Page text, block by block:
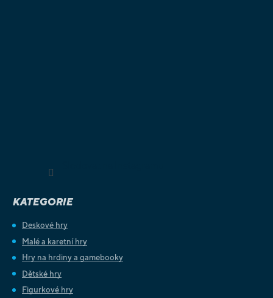
KATEGORIE
Deskové hry
Malé a karetní hry
Hry na hrdiny a gamebooky
Dětské hry
Figurkové hry